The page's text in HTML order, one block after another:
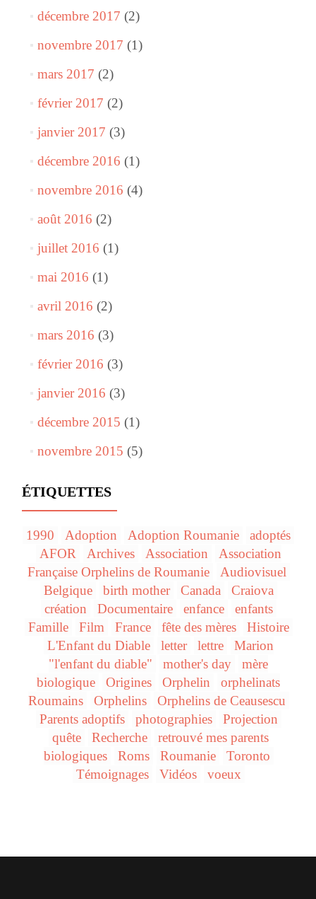
décembre 2017 (2)
novembre 2017 (1)
mars 2017 (2)
février 2017 (2)
janvier 2017 (3)
décembre 2016 (1)
novembre 2016 (4)
août 2016 (2)
juillet 2016 (1)
mai 2016 (1)
avril 2016 (2)
mars 2016 (3)
février 2016 (3)
janvier 2016 (3)
décembre 2015 (1)
novembre 2015 (5)
ÉTIQUETTES
1990 Adoption Adoption Roumanie
adoptés
AFOR
Archives Association
Association
Française Orphelins de Roumanie
Audiovisuel
Belgique
birth mother Canada
Craiova
création
Documentaire enfance
enfants
Famille
Film France fête des mères
Histoire
L'Enfant du Diable
letter lettre
Marion
"l'enfant du diable"
mother's day
mère
biologique
Origines Orphelin
orphelinats
Roumains
Orphelins
Orphelins de Ceausescu
Parents adoptifs
photographies
Projection
quête
Recherche
retrouvé mes parents
biologiques
Roms Roumanie
Toronto
Témoignages
Vidéos voeux